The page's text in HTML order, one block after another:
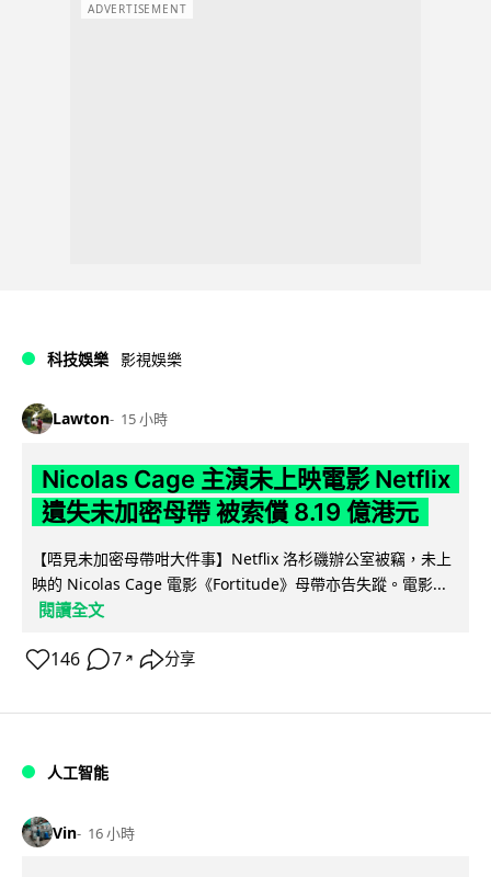
ADVERTISEMENT
科技娛樂 影視娛樂
Lawton 15 小時
Nicolas Cage 主演未上映電影 Netflix
遺失未加密母帶 被索償 8.19 億港元
【唔見未加密母帶咁大件事】Netflix 洛杉磯辦公室被竊，未上
映的 Nicolas Cage 電影《Fortitude》母帶亦告失蹤。電影...
閱讀全文
146 7 ↗ 分享
人工智能
Vin 16 小時